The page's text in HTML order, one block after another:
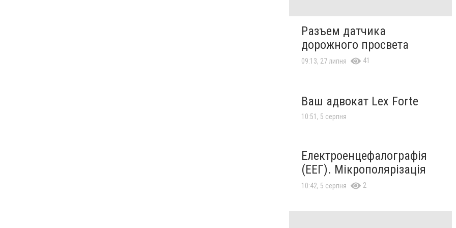
Разъем датчика
дорожного просвета
09:13, 27 липня 41
Ваш адвокат Lex Forte
10:51, 5 серпня
Електроенцефалографія
(ЕЕГ). Мікрополярізація
10:42, 5 серпня 2